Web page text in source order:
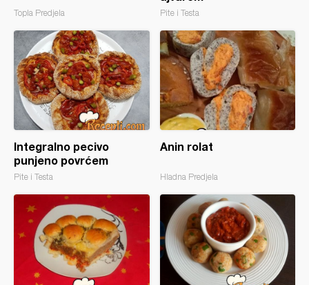
Topla Predjela Pite i Testa
Integralno pecivo
punjeno povrćem
Pite i Testa
Anin rolat
Hladna Predjela